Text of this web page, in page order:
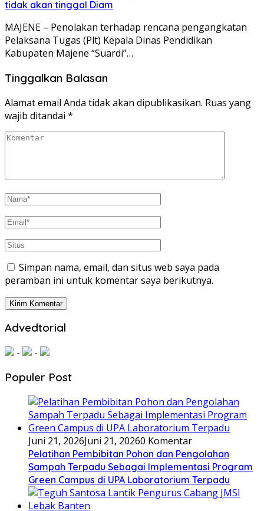
tidak akan tinggal Diam
MAJENE – Penolakan terhadap rencana pengangkatan
Pelaksana Tugas (Plt) Kepala Dinas Pendidikan
Kabupaten Majene “Suardi”…
Tinggalkan Balasan
Alamat email Anda tidak akan dipublikasikan. Ruas yang
wajib ditandai *
Simpan nama, email, dan situs web saya pada
peramban ini untuk komentar saya berikutnya.
Advedtorial
- -
Populer Post
Juni 21, 2026Juni 21, 20260 Komentar
Pelatihan Pembibitan Pohon dan Pengolahan
Sampah Terpadu Sebagai Implementasi Program
Green Campus di UPA Laboratorium Terpadu